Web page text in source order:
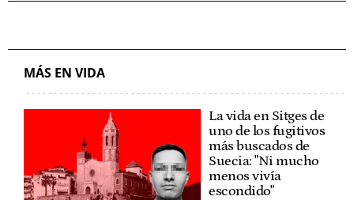
MÁS EN VIDA
La vida en Sitges de
uno de los fugitivos
más buscados de
Suecia: "Ni mucho
menos vivía
escondido"